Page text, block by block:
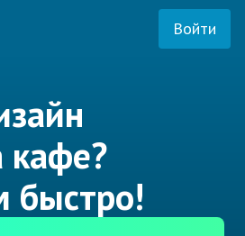
Войти
кафе?
быстро!